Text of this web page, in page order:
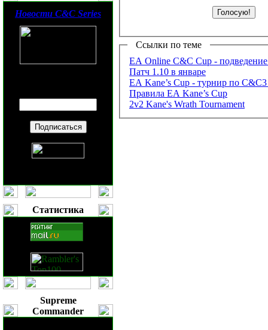
Новости C&C Series
Статистика
Supreme
Commander
Ссылки по теме
EA Online C&C Cup -
Патч 1.10 в январе
EA Kane’s Cup - турнир по
Правила EA Kane’s Cup
2v2 Kane's Wrath Tournament